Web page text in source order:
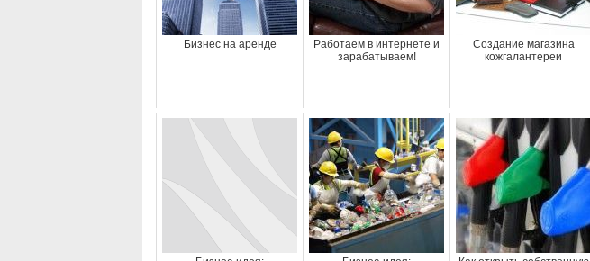
Бизнес на аренде
Работаем в интернете и
зарабатываем!
Создание магазина
кожгалантереи